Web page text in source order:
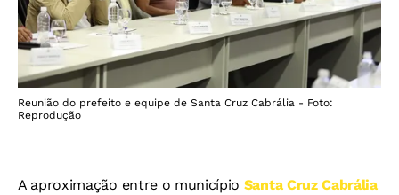
Reunião do prefeito e equipe de Santa Cruz Cabrália - Foto:
Reprodução
A aproximação entre o município Santa Cruz Cabrália